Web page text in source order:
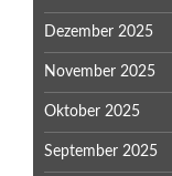
Dezember 2025
November 2025
Oktober 2025
September 2025